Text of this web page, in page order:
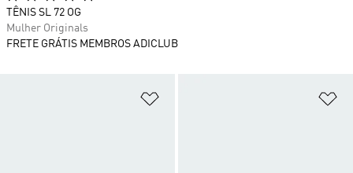
TÊNIS SL 72 OG
Mulher Originals
FRETE GRÁTIS MEMBROS ADICLUB